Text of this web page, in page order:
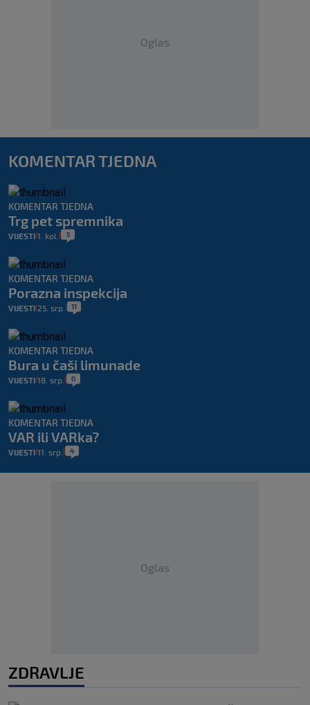
Oglas
KOMENTAR TJEDNA
KOMENTAR TJEDNA
Trg pet spremnika
VIJESTI 1. kol. 5
KOMENTAR TJEDNA
Porazna inspekcija
VIJESTI 25. srp. 11
KOMENTAR TJEDNA
Bura u čaši limunade
VIJESTI 18. srp. 0
KOMENTAR TJEDNA
VAR ili VARka?
VIJESTI 11. srp. 4
Oglas
ZDRAVLJE